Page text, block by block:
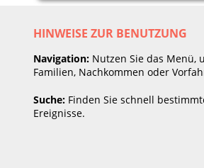
HINWEISE ZUR BENUTZUNG
Navigation: Nutzen Sie das Menü,
Familien, Nachkommen oder
Suche: Finden Sie schnell
Ereignisse.